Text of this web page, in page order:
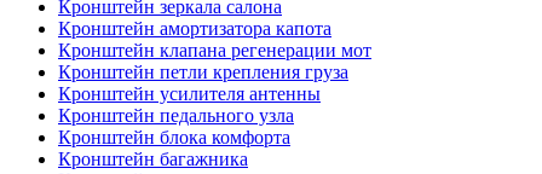
Кронштейн зеркала салона
Кронштейн амортизатора капота
Кронштейн клапана регенерации мот
Кронштейн петли крепления груза
Кронштейн усилителя антенны
Кронштейн педального узла
Кронштейн блока комфорта
Кронштейн багажника